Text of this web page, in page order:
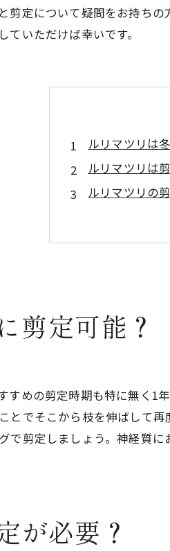
剪定について疑問をお持ち
いただけば幸いです。
ルリマツリは
ルリマツリは
ルリマツリの
剪定可能？
すめの剪定時期も特に無く1
とでそこから枝を伸ばして
で剪定しましょう。神経質
が必要？